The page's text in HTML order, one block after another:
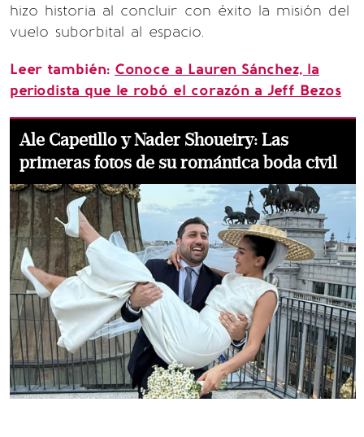
hizo historia al concluir con éxito la misión del
vuelo suborbital al espacio.
Leer también: Conoce a Lauren Sánchez, la
periodista que le robó el corazón a Jeff Bezos
Ale Capetillo y Nader Shoueiry: Las
primeras fotos de su romántica boda civil